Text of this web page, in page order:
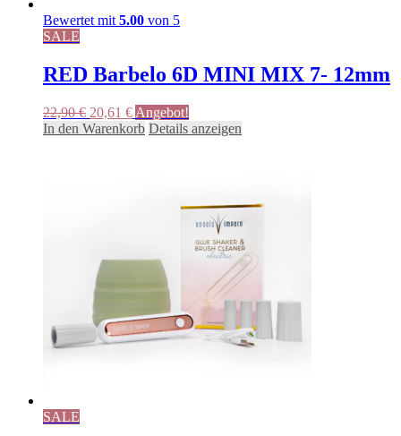
22,90 €20,61 €.
Bewertet mit 5.00 von 5
SALE
RED Barbelo 6D MINI MIX 7- 12mm
22,90€ Ursprünglicher
Preis
20,61 €Aktueller
Preis
Angebot!
In den Warenkorb Details anzeigen
SALE